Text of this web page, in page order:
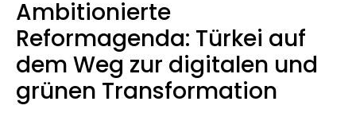
Ambitionierte
Reformagenda: Türkei auf
dem Weg zur digitalen und
grünen Transformation